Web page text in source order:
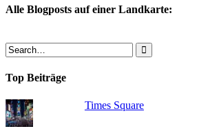
Alle Blogposts auf einer Landkarte:
Top Beiträge
Times Square